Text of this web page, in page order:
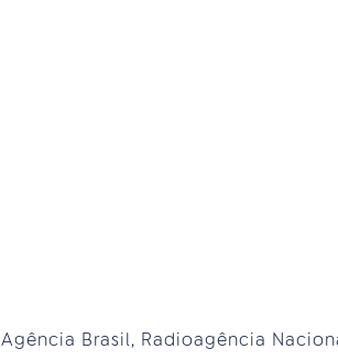
Agência Brasil, Radioagência